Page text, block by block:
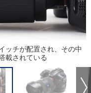
ッチが配置され、その中
載されている